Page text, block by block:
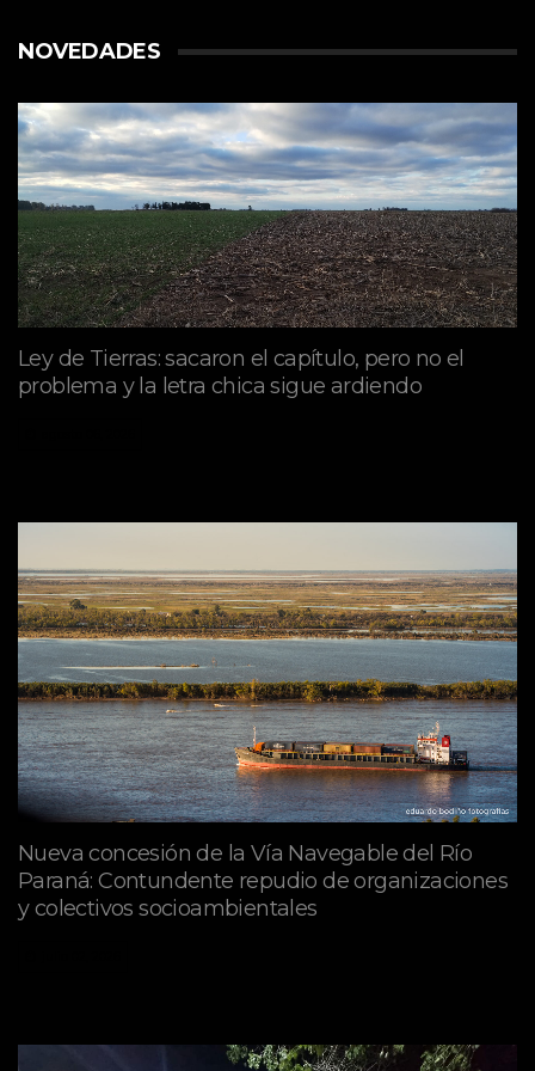
NOVEDADES
Ley de Tierras: sacaron el capítulo, pero no el
problema y la letra chica sigue ardiendo
Nueva concesión de la Vía Navegable del Río
Paraná: Contundente repudio de organizaciones
y colectivos socioambientales